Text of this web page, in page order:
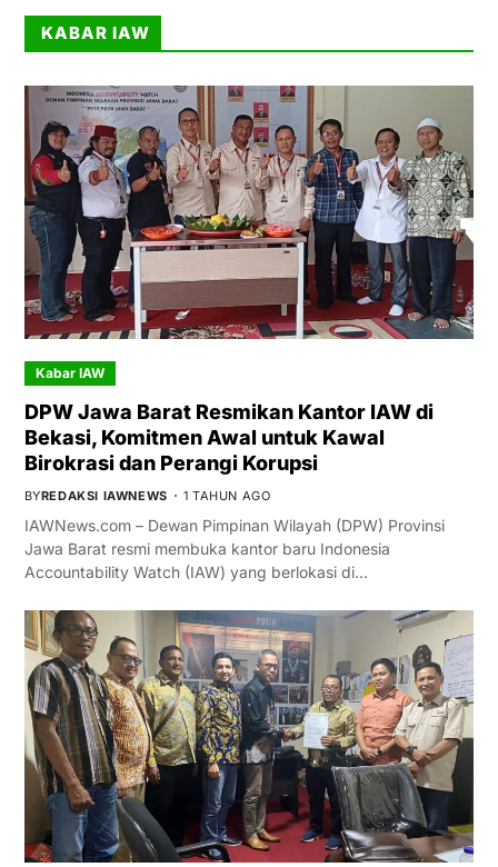
KABAR IAW
Kabar IAW
DPW Jawa Barat Resmikan Kantor IAW di
Bekasi, Komitmen Awal untuk Kawal
Birokrasi dan Perangi Korupsi
BYREDAKSI IAWNEWS 1 TAHUN AGO
IAWNews.com – Dewan Pimpinan Wilayah (DPW) Provinsi
Jawa Barat resmi membuka kantor baru Indonesia
Accountability Watch (IAW) yang berlokasi di…